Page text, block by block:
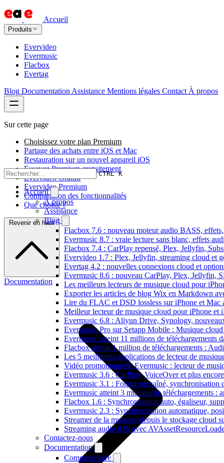
Accueil
Produits
Evervideo
Evermusic
Flacbox
Evertag
Blog Documentation Assistance Mentions légales Contact À propos
CTRL K
Accueil
À propos
Assistance
Blog
Flacbox 7.6 : nouveau moteur audio BASS,
Evermusic 8.7 : vraie lecture sans blanc, effets
Flacbox 7.4 : CarPlay repensé, Plex, Jellyfin,
Evervideo 1.7 : Plex, Jellyfin, streaming cloud et
Evertag 4.2 : nouvelles connexions cloud et
Evermusic 8.6 : nouveau CarPlay, Plex, Jellyfin,
Les meilleurs lecteurs de musique cloud pour
Exporter les articles de blog Wix en Markdown
Lire du FLAC et DSD lossless sur iPhone et Mac
Meilleur lecteur de musique cloud pour iPhone et
Evermusic 6.8 : Aliyun Drive, Synology,
Evermusic Pro sur Setapp Mobile : Musique
Evermusic atteint 11 millions de téléchargements
Flacbox atteint 1 million de téléchargements :
Les 5 meilleures applications de lecteur de
Vidéo promotionnelle Evermusic : lecteur de
Evermusic 3.6 : CarPlay, VoiceOver et plus encore
Evermusic 3.1 : Fondu enchaîné, synchronisation
Evermusic atteint 3 millions de téléchargements :
Flacbox 1.6 : Synchronisation auto, égaliseur,
Evermusic 2.3 : Synchronisation automatique,
Streamer de la musique depuis le stockage cloud
Streaming audio iOS avec
Contactez-nous
Documentation
Comment faire
Sur cette page
Choisissez votre plan Premium
Partage des achats entre iOS et Mac
Restauration sur un nouvel appareil iOS
Essayez Premium gratuitement
Evervideo Gratuit
Evervideo Premium
Comparaison des fonctionnalités
Que choisir ?
Revenir en haut
Documentation